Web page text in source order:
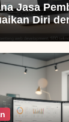
Jasa
Diri
Kini